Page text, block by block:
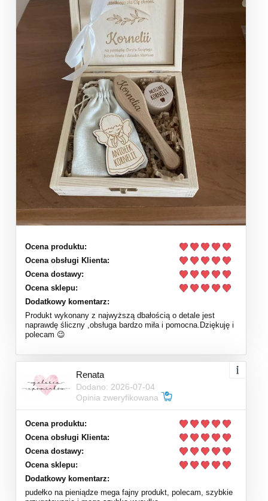
Ocena produktu:
Ocena obsługi Klienta:
Ocena dostawy:
Ocena sklepu:
Dodatkowy komentarz:
Produkt wykonany z najwyższą dbałością o detale jest
naprawdę śliczny ,obsługa bardzo miła i pomocna.Dziękuję i
polecam 😉
Renata
Dodano: 2026-07-04
Opinia zweryfikowana
Ocena produktu:
Ocena obsługi Klienta:
Ocena dostawy:
Ocena sklepu:
Dodatkowy komentarz:
pudełko na pieniądze mega fajny produkt, polecam, szybkie